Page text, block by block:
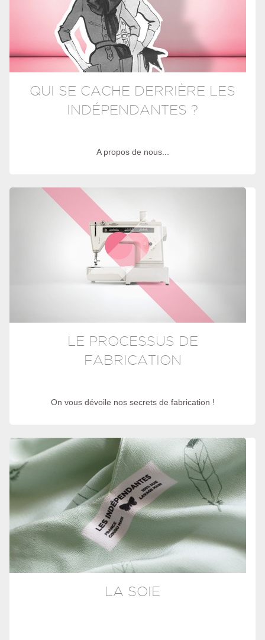
QUI SE CACHE DERRIÈRE LES
INDÉPENDANTES ?
A propos de nous...
LE PROCESSUS DE
FABRICATION
On vous dévoile nos secrets de fabrication !
LA SOIE